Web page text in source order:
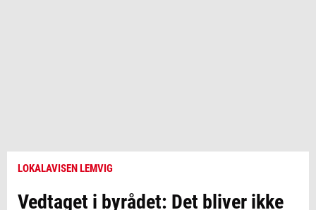
LOKALAVISEN LEMVIG
Vedtaget i byrådet: Det bliver ikke